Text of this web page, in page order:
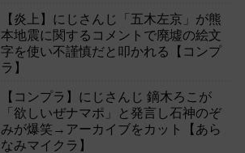
【炎上】にじさんじ「五木左京」が熊
本地震に関するコメントで廃墟の絵文
字を使い不謹慎だと叩かれる【コンプ
ラ】
【コンプラ】にじさんじ 鏑木ろこが
「欲しいぜナマポ」と発言し石神のぞ
みが爆笑→アーカイブをカット【あら
なみマイクラ】